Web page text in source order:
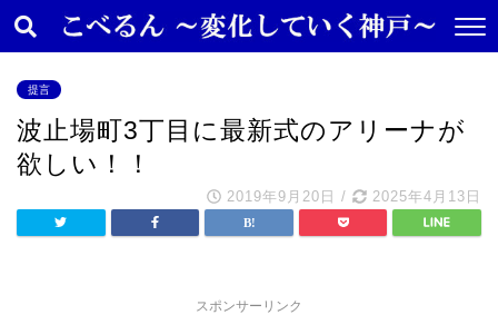
提言
波止場町3丁目に最新式のアリーナが
欲しい！！
2019年9月20日 / 2025年4月13日
スポンサーリンク